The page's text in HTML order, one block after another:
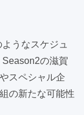
うなスケジュ
Season2の滋賀
スペシャル企
の新たな可能性